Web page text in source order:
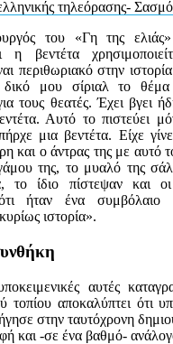
του «Γη της
η βεντέτα
περιθωριακό στην
μου σίριαλ το θέμα
τους θεατές. Έχει βγει
Αυτό το πιστεύει
μια βεντέτα. Είχε
και ο άντρας της με αυτό
της, το μυαλό της
το ίδιο πίστεψαν και
ότι ήταν ένα
ιστορία».
αυτές
τοπίου αποκαλύπτει ότι
στην ταυτόχρονη
και -σε ένα βαθμό-